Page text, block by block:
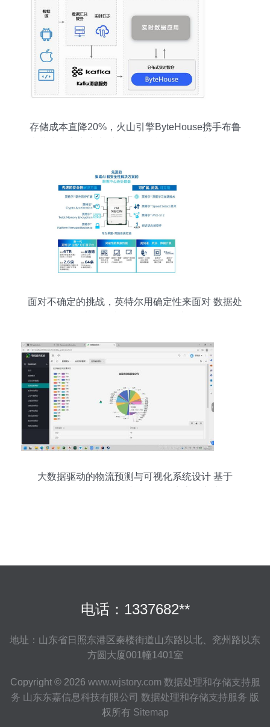
存储成本直降20%，火山引擎ByteHouse携手布鲁
面对不确定的挑战，英特尔用确定性来面对 数据处
大数据驱动的物流预测与可视化系统设计 基于
电话：1337682**
地址：山东省日照东港区秦楼街道山东路以北、兖州路以东
方圆大厦001幢1401室
Copyright © 2026 www.wjstory.com 数据处理和存储支持服
务 山东东嘉信息科技有限公司 数据处理和存储支持服务 版
权所有 Sitemap